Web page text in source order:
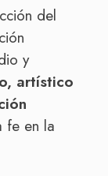
del
y
artístico
fe en la